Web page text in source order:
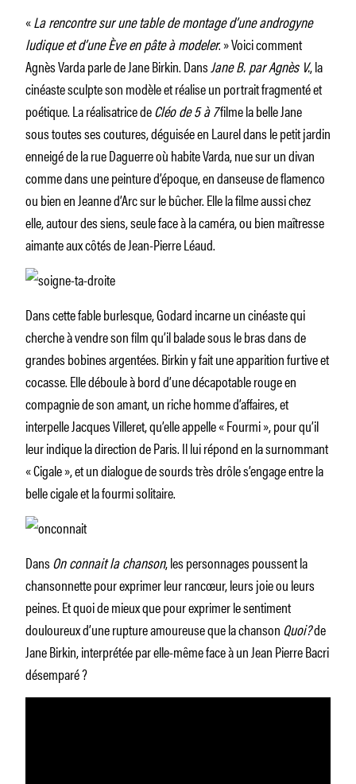
«La rencontre sur une table de montage d’une androgyne
ludique et d’une Ève en pâte à modeler. » Voici comment
Agnès Varda parle de Jane Birkin. DansJane B. par Agnès V., la
cinéaste sculpte son modèle et réalise un portrait fragmenté et
poétique. La réalisatrice deCléo de 5 à 7filme la belle Jane
sous toutes ses coutures, déguisée en Laurel dans le petit jardin
enneigé de la rue Daguerre où habite Varda, nue sur un divan
comme dans une peinture d’époque, en danseuse de flamenco
ou bien en Jeanne d’Arc sur le bûcher. Elle la filme aussi chez
elle, autour des siens, seule face à la caméra, ou bien maîtresse
aimante aux côtés de Jean-Pierre Léaud.
Dans cette fable burlesque, Godard incarne un cinéaste qui
cherche à vendre son film qu’il balade sous le bras dans de
grandes bobines argentées. Birkin y fait une apparition furtive et
cocasse. Elle déboule à bord d’une décapotable rouge en
compagnie de son amant, un riche homme d’affaires, et
interpelle Jacques Villeret, qu’elle appelle « Fourmi », pour qu’il
leur indique la direction de Paris. Il lui répond en la surnommant
« Cigale », et un dialogue de sourds très drôle s’engage entre la
belle cigale et la fourmi solitaire.
DansOn connait la chanson, les personnages poussent la
chansonnette pour exprimer leur rancœur, leurs joie ou leurs
peines. Et quoi de mieux que pour exprimer le sentiment
douloureux d’une rupture amoureuse que la chansonQuoi?de
Jane Birkin, interprétée par elle-même face à un Jean Pierre Bacri
désemparé ?